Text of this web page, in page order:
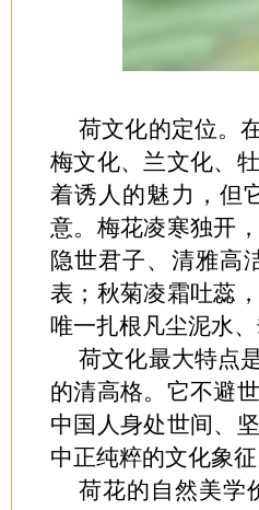
荷文化的定位。
梅文化、兰文化、
着诱人的魅力，但
意。梅花凌寒独开
隐世君子、清雅高
表；秋菊凌霜吐蕊
唯一扎根凡尘泥水
荷文化最大特点
的清高格。它不避
中国人身处世间、
中正纯粹的文化象征
荷花的自然美学